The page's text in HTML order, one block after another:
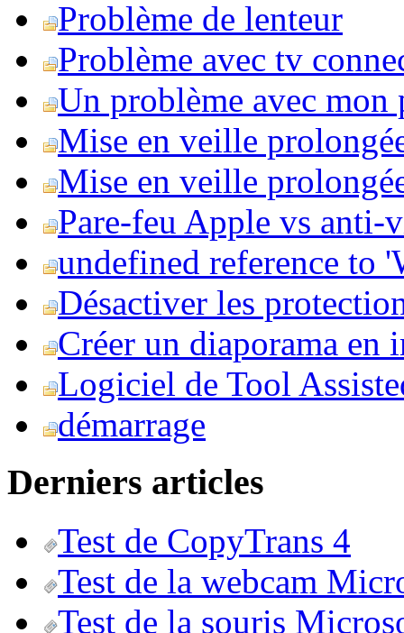
Problème de lenteur
Problème avec tv
Un problème avec mon
Mise en veille
Mise en veille
Pare-feu Apple vs anti-
undefined reference to
Désactiver les
Créer un diaporama en
Logiciel de Tool
démarrage
Derniers articles
Test de CopyTrans 4
Test de la webcam
Test de la souris